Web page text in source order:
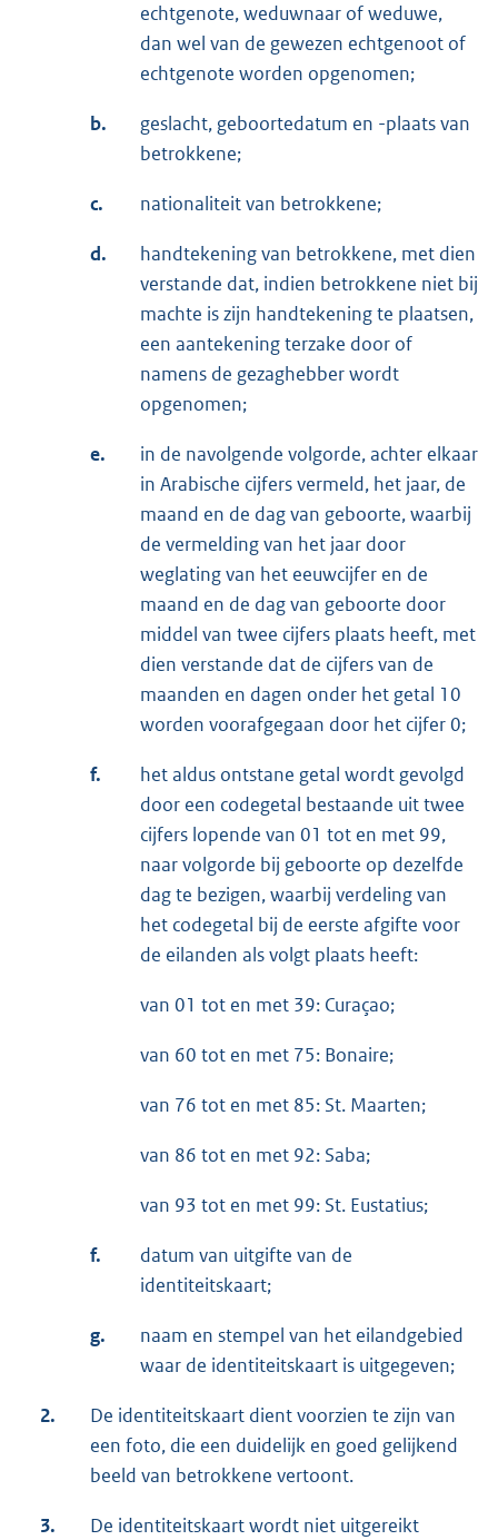
echtgenote, weduwnaar of weduwe,
dan wel van de gewezen echtgenoot of
echtgenote worden opgenomen;
b.
geslacht, geboortedatum en -plaats van
betrokkene;
c. nationaliteit van betrokkene;
d.
handtekening van betrokkene, met dien
verstande dat, indien betrokkene niet bij
machte is zijn handtekening te plaatsen,
een aantekening terzake door of
namens de gezaghebber wordt
opgenomen;
e.
in de navolgende volgorde, achter elkaar
in Arabische cijfers vermeld, het jaar, de
maand en de dag van geboorte, waarbij
de vermelding van het jaar door
weglating van het eeuwcijfer en de
maand en de dag van geboorte door
middel van twee cijfers plaats heeft, met
dien verstande dat de cijfers van de
maanden en dagen onder het getal 10
worden voorafgegaan door het cijfer 0;
f.
het aldus ontstane getal wordt gevolgd
door een codegetal bestaande uit twee
cijfers lopende van 01 tot en met 99,
naar volgorde bij geboorte op dezelfde
dag te bezigen, waarbij verdeling van
het codegetal bij de eerste afgifte voor
de eilanden als volgt plaats heeft:
van 01 tot en met 39: Curaçao;
van 60 tot en met 75: Bonaire;
van 76 tot en met 85: St. Maarten;
van 86 tot en met 92: Saba;
van 93 tot en met 99: St. Eustatius;
f.
datum van uitgifte van de
identiteitskaart;
g.
naam en stempel van het eilandgebied
waar de identiteitskaart is uitgegeven;
2.
De identiteitskaart dient voorzien te zijn van
een foto, die een duidelijk en goed gelijkend
beeld van betrokkene vertoont.
3. De identiteitskaart wordt niet uitgereikt